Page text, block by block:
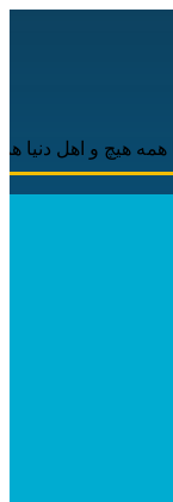
هیچ و اهل دنیا همه